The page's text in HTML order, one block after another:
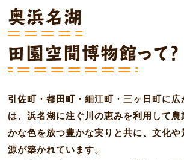
奥浜名湖
田園空間博物館って？
引佐町・都田町・細江町・三ヶ日町に広
は、浜名湖に注ぐ川の恵みを利用して農
かな色を放つ豊かな実りと共に、文化や
源が築かれています。